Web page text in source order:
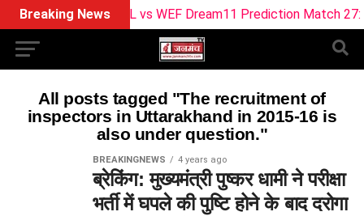
Breaking NewsSUL vs WEF Dream11 Prediction Match 27:
All posts tagged "The recruitment of
inspectors in Uttarakhand in 2015-16 is
also under question."
BREAKINGNEWS 4 years ago
ब्रेकिंग: मुख्यमंत्री पुष्कर धामी ने परीक्षा
भर्ती में घपले की पुष्टि होने के बाद दरोगा